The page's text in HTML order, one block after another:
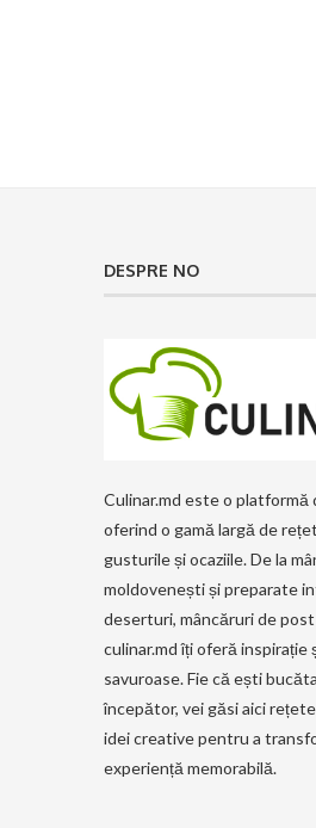
DESPRE NO
Culinar.md este o
oferind o gamă largă de
gusturile și ocaziile. De la
moldovenești și preparate
deserturi, mâncăruri de
culinar.md îți oferă
savuroase. Fie că ești
începător, vei găsi aici
idei creative pentru a
experiență memorabilă.